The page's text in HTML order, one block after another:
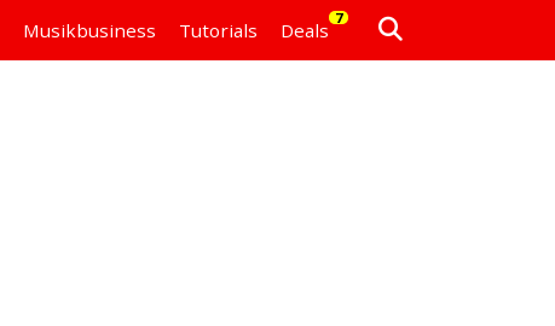
Musikbusiness Tutorials Deals
7